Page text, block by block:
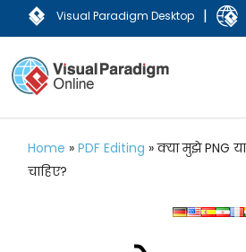
Visual Paradigm Desktop |
Home »PDF Editing »क्या मुझे PNG
चाहिए?